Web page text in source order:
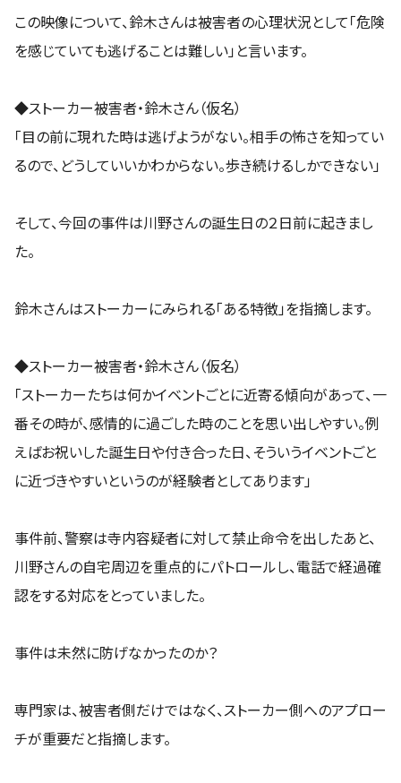
この映像について、鈴木さんは被害者の心理状況として「危険
を感じていても逃げることは難しい」と言います。
◆ストーカー被害者・鈴木さん（仮名）
「目の前に現れた時は逃げようがない。相手の怖さを知ってい
るので、どうしていいかわからない。歩き続けるしかできない」
そして、今回の事件は川野さんの誕生日の２日前に起きまし
た。
鈴木さんはストーカーにみられる「ある特徴」を指摘します。
◆ストーカー被害者・鈴木さん（仮名）
「ストーカーたちは何かイベントごとに近寄る傾向があって、一
番その時が、感情的に過ごした時のことを思い出しやすい。例
えばお祝いした誕生日や付き合った日、そういうイベントごと
に近づきやすいというのが経験者としてあります」
事件前、警察は寺内容疑者に対して禁止命令を出したあと、
川野さんの自宅周辺を重点的にパトロールし、電話で経過確
認をする対応をとっていました。
事件は未然に防げなかったのか？
専門家は、被害者側だけではなく、ストーカー側へのアプロー
チが重要だと指摘します。